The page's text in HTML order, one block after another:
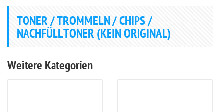
TONER / TROMMELN / CHIPS /
NACHFÜLLTONER (KEIN ORIGINAL)
Weitere Kategorien